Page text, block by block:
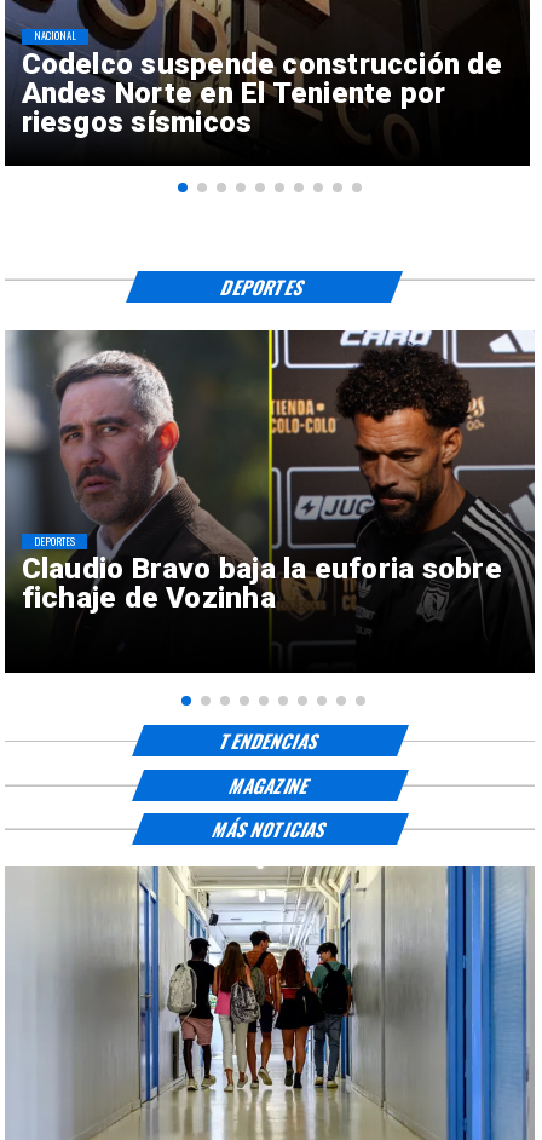
Codelco suspende construcción de
Andes Norte en El Teniente por
riesgos sísmicos
NACIONAL
Claudio Bravo baja la euforia sobre
fichaje de Vozinha
DEPORTES
DEPORTES
TENDENCIAS
MAGAZINE
MÁS NOTICIAS